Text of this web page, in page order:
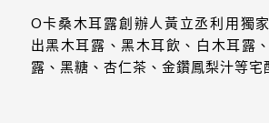
O卡桑木耳露創辦人黃立丞利用獨
出黑木耳露、黑木耳飲、白木耳露
露、黑糖、杏仁茶、金鑽鳳梨汁等宅